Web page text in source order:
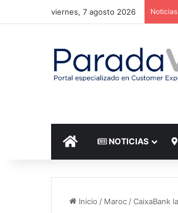
viernes, 7 agosto 2026
INICIO NOTICIAS
Inicio / Maroc/CaixaBank